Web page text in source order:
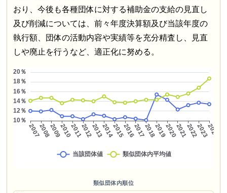
おり、今後も各種団体に対する補助金の支給の見直し
及び削減については、前々年度決算額及び当該年度の
執行額、団体の活動内容や実績等を充分精査し、見直
しや廃止を行うなど、適正化に努める。
類似団体内順位